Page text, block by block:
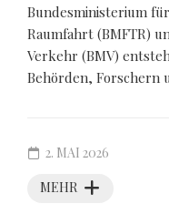
Bundesministerium
Raumfahrt (BMFTR)
Verkehr (BMV)
Behörden, Forschern
MEHR
2. MAI 2026